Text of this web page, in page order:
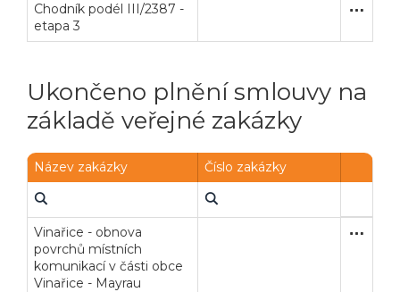
Chodník podél III/2387 -
etapa 3
Ukončeno plnění smlouvy na
základě veřejné zakázky
Název zakázky Číslo zakázky
Vinařice - obnova
povrchů místních
komunikací v části obce
Vinařice - Mayrau